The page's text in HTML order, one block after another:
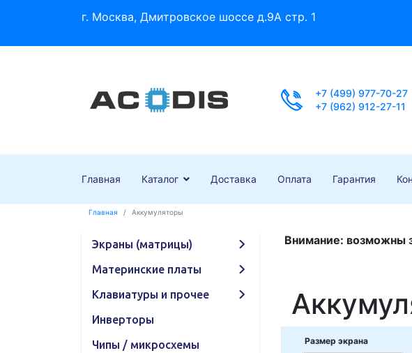
г. Москва, Дмитровское шоссе д.9А стр. 1
+7 (499) 977-70-27
+7 (962) 912-27-11
Главная Каталог Доставка Оплата Гарантия
Главная Аккумуляторы
Экраны (матрицы)
Материнские платы
Клавиатуры и прочее
Инверторы
Чипы / микросхемы
Внимание: возможны
Размер экрана